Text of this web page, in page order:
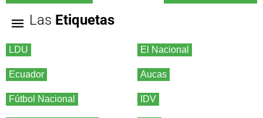
Las Etiquetas
LDU El Nacional
Ecuador Aucas
Fútbol Nacional IDV